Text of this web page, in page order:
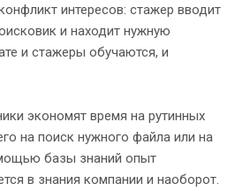
интересов: стажер вводит
и находит нужную
и стажеры обучаются, и
экономят время на рутинных
на поиск нужного файла или на
базы знаний опыт
в знания компании и наоборот.